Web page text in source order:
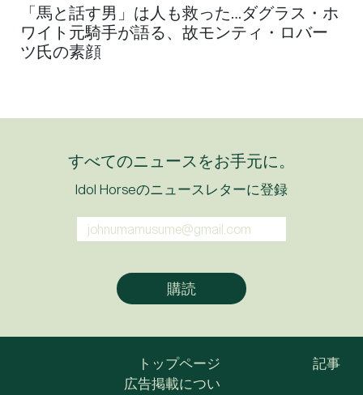
「馬と話す男」は人も救った…ダグラス・ホ
ワイト元騎手が語る、故モンティ・ロバー
ツ氏の素顔
すべてのニュースをお手元に。
Idol Horseのニュースレターに登録
トップページ
広告掲載につい
記事